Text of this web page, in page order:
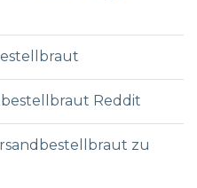
Reddit
zu